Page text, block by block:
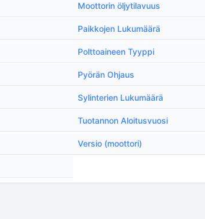
Moottorin öljytilavuus
Paikkojen Lukumäärä
Polttoaineen Tyyppi
Pyörän Ohjaus
Sylinterien Lukumäärä
Tuotannon Aloitusvuosi
Versio (moottori)